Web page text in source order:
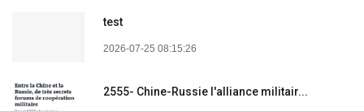
test
2026-07-25 08:15:26
2555- Chine-Russie l'alliance militair...